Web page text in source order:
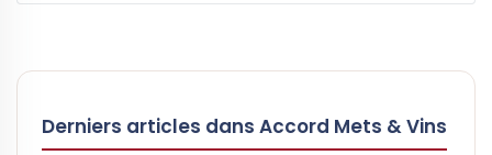
Derniers articles dans Accord Mets & Vins